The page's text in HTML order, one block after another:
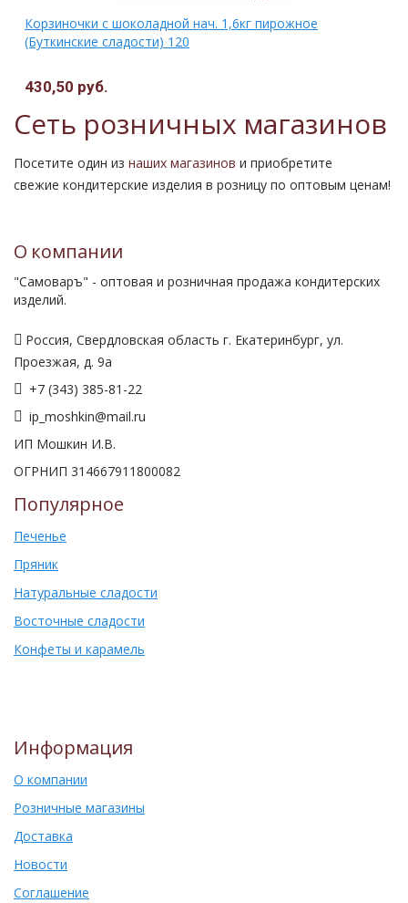
Корзиночки с шоколадной нач. 1,6кг пирожное
(Буткинские сладости) 120
430,50 руб.
Сеть розничных магазинов
Посетите один из наших магазинов и приобретите
свежие кондитерские изделия в розницу по оптовым ценам!
О компании
"Самоваръ" - оптовая и розничная продажа кондитерских
изделий.
Россия, Свердловская область г. Екатеринбург, ул.
Проезжая, д. 9а
+7 (343) 385-81-22
ip_moshkin@mail.ru
ИП Мошкин И.В.
ОГРНИП 314667911800082
Популярное
Печенье
Пряник
Натуральные сладости
Восточные сладости
Конфеты и карамель
Информация
О компании
Розничные магазины
Доставка
Новости
Соглашение